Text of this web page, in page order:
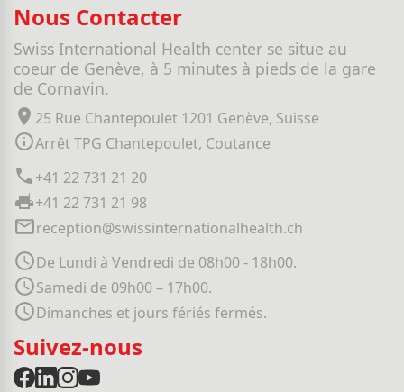
Nous Contacter
Swiss International Health center se situe au
coeur de Genève, à 5 minutes à pieds de la gare
de Cornavin.
25 Rue Chantepoulet 1201 Genève, Suisse
Arrêt TPG Chantepoulet, Coutance
+41 22 731 21 20
+41 22 731 21 98
reception@swissinternationalhealth.ch
De Lundi à Vendredi de 08h00 - 18h00.
Samedi de 09h00 – 17h00.
Dimanches et jours fériés fermés.
Suivez-nous